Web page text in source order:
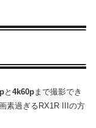
と 4k60pまで撮影でき
素過ぎるRX1R IIIの方